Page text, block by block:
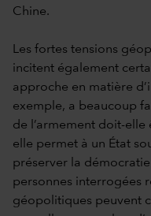
Chine.
Les fortes tensions
incitent également
approche en matière
exemple, a beaucoup
de l’armement doit-elle
elle permet à un État
préserver la
personnes interrogées
géopolitiques peuvent